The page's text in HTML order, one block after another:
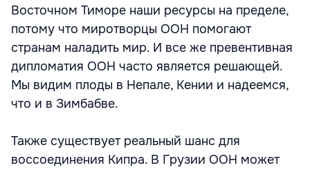
Восточном Тиморе наши ресурсы на пределе,
потому что миротворцы ООН помогают
странам наладить мир. И все же превентивная
дипломатия ООН часто является решающей.
Мы видим плоды в Непале, Кении и надеемся,
что и в Зимбабве.
Также существует реальный шанс для
воссоединения Кипра. В Грузии ООН может